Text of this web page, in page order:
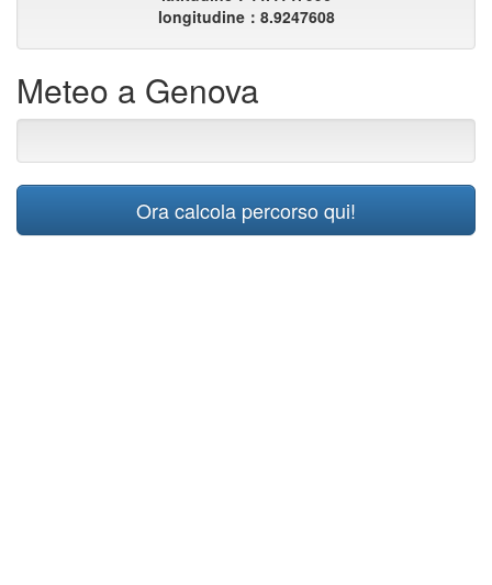
longitudine：8.9247608
Meteo a Genova
Ora calcola percorso qui!